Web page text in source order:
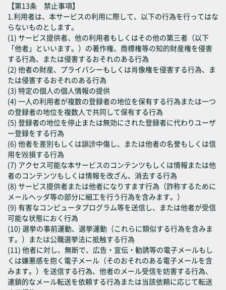
【第13条 禁止事項】
1.利用者は、本サービスの利用に際して、以下の行為を行ってはな
らないものとします。
(1) サービス提供者、他の利用者もしくはその他の第三者（以下
「他者」といいます。）の著作権、商標権等の知的財産権を侵害
する行為、または侵害するおそれのある行為
(2) 他者の財産、プライバシーもしくは肖像権を侵害する行為、ま
たは侵害するおそれのある行為
(3) 特定の個人の個人情報の提供
(4) 一人の利用者が複数の登録者の地位を保有する行為または一つ
の登録者の地位を複数人で共同して保有する行為
(5) 登録者の地位を停止または無効にされた登録者に代わりユーザ
ー登録をする行為
(6) 他者を差別もしくは誹謗中傷し、または他者の名誉もしくは信
用を毀損する行為
(7) アクセス可能な本サービスのコンテンツもしくは情報または他
者のコンテンツもしくは情報を改ざん、消去する行為
(8) サービス提供者または他者になりすます行為（詐称するために
メールヘッダ等の部分に細工を行う行為を含みます。）
(9) 有害なコンピュータプログラム等を送信し、または他者が受信
可能な状態におく行為
(10) 選挙の事前運動、選挙運動（これらに類似する行為を含みま
す。）または公職選挙法に抵触する行為
(11) 他者に対し、無断で、広告・宣伝・勧誘等の電子メールもし
くは嫌悪感を抱く電子メール（そのおそれのある電子メールを含
みます。）を送信する行為、他者のメール受信を妨害する行為、
連鎖的なメール転送を依頼する行為または当該依頼に応じて転送